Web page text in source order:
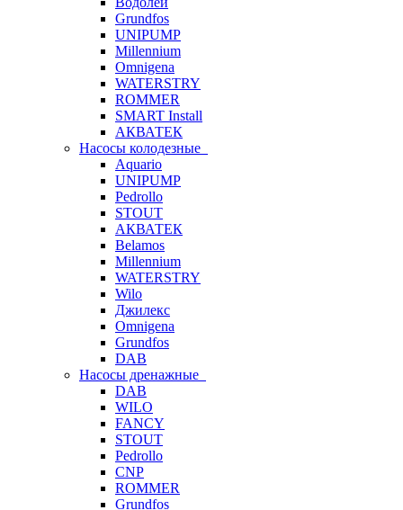
Grundfos
UNIPUMP
Millennium
Omnigena
WATERSTRY
ROMMER
SMART Install
АКВАТЕК
Насосы колодезные
Aquario
UNIPUMP
Pedrollo
STOUT
АКВАТЕК
Belamos
Millennium
WATERSTRY
Wilo
Джилекс
Omnigena
Grundfos
DAB
Насосы дренажные
DAB
WILO
FANCY
STOUT
Pedrollo
CNP
ROMMER
Grundfos